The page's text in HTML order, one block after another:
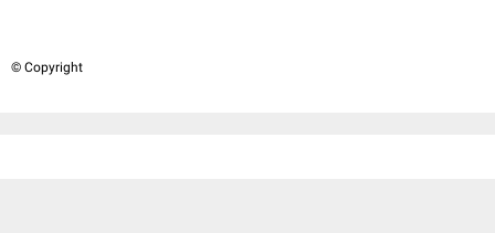
© Copyright